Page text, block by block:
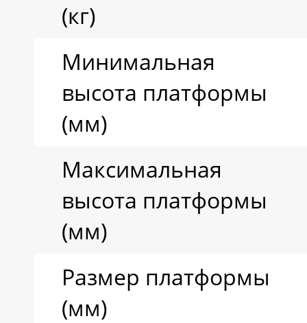
(кг)
Минимальная
высота платформы
(мм)
Максимальная
высота платформы
(мм)
Размер платформы
(мм)